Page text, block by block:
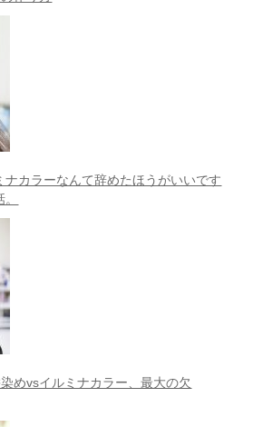
ナカラーなんて辞めたほうがいいです
めvsイルミナカラー、最大の欠